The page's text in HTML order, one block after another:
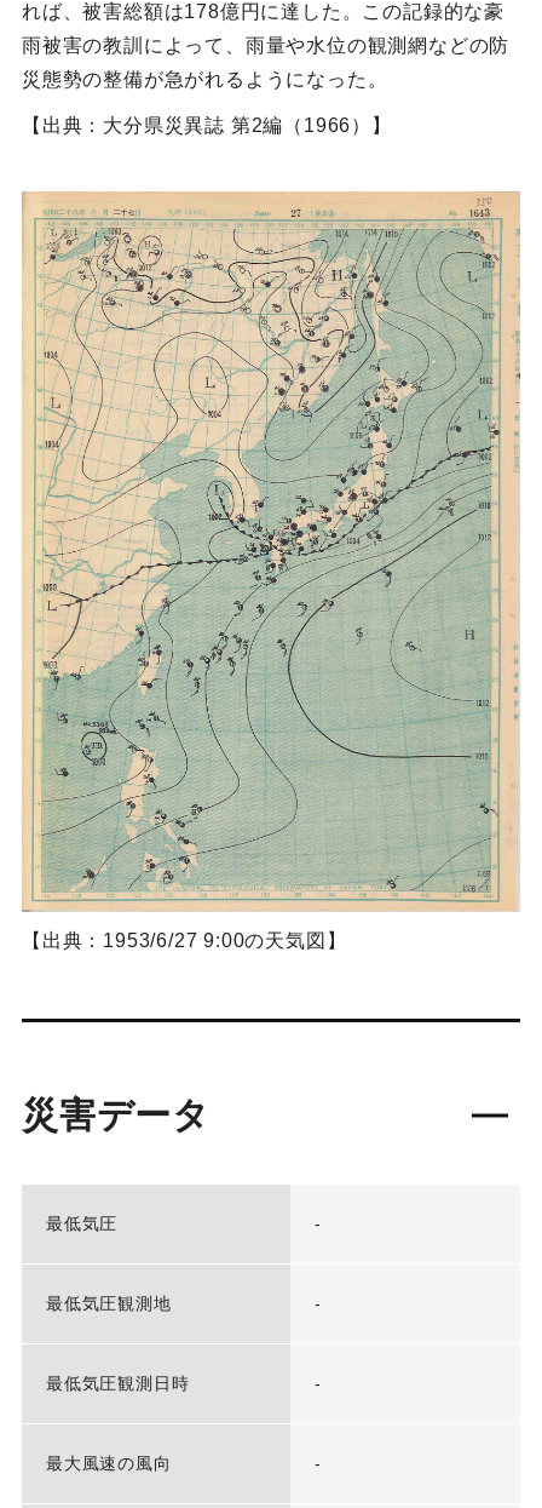
れば、被害総額は178億円に達した。この記録的な豪
雨被害の教訓によって、雨量や水位の観測網などの防
災態勢の整備が急がれるようになった。
【出典：大分県災異誌 第2編（1966）】
【出典：1953/6/27 9:00の天気図】
災害データ
最低気圧 -
最低気圧観測地 -
最低気圧観測日時 -
最大風速の風向 -